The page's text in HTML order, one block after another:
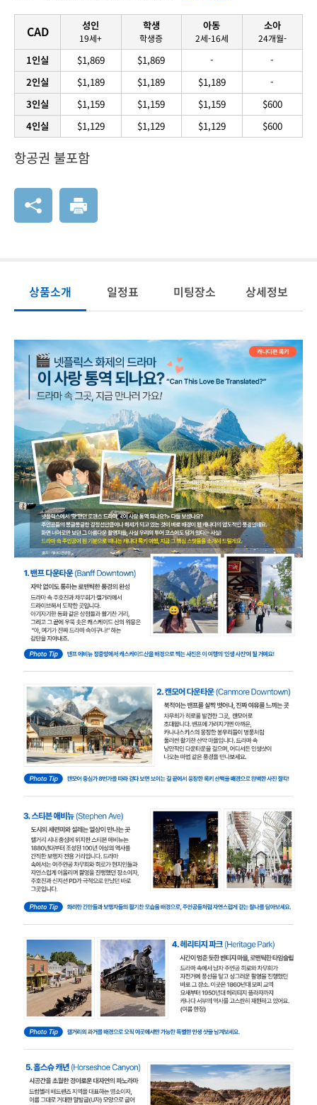
CAD
1인실
2인실
3인실
4인실
성인
19세+
$1,869
$1,189
$1,159
$1,129
학생
학생증
$1,869
$1,189
$1,159
$1,129
아동
2세-16세
-
$1,189
$1,159
$1,129
소아
24개월-
-
-
$600
$600
항공권 불포함
상품소개 일정표 미팅장소 상세정보